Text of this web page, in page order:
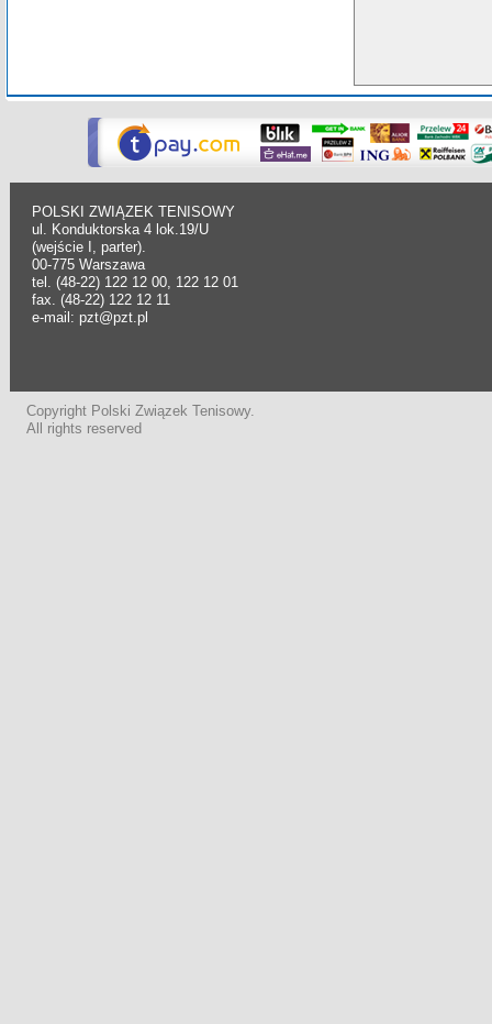
POLSKI ZWIĄZEK TENISOWY
ul. Konduktorska 4 lok.19/U
(wejście I, parter).
00-775 Warszawa
tel. (48-22) 122 12 00, 122 12 01
fax. (48-22) 122 12 11
e-mail: pzt@pzt.pl
Copyright Polski Związek Tenisowy.
All rights reserved